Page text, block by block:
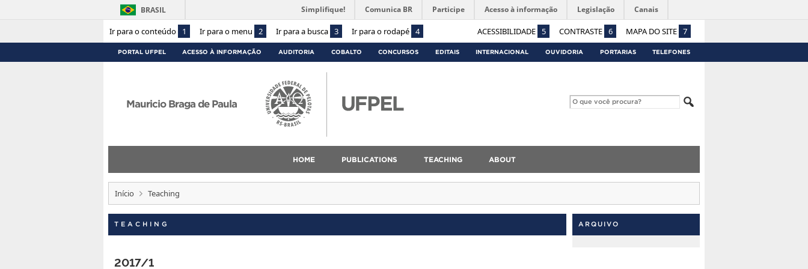
Ir para o conteúdo 1 Ir para o menu 2 Ir para a busca 3 Ir para o rodapé 4 ACESSIBILIDADE 5 CONTRASTE 6 MAPA DO SITE 7
BRASIL Simplifique! Comunica BR Participe Acesso à informação Legislação Canais
PORTAL UFPEL ACESSO À INFORMAÇÃO AUDITORIA COBALTO CONCURSOS EDITAIS INTERNACIONAL OUVIDORIA PORTARIAS TELEFONES
Mauricio Braga de Paula
HOME PUBLICATIONS TEACHING ABOUT
Início Teaching
TEACHING
2017/1
ARQUIVO